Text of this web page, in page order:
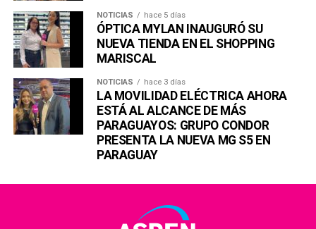
NOTICIAS hace 5 días
ÓPTICA MYLAN INAUGURÓ SU
NUEVA TIENDA EN EL SHOPPING
MARISCAL
NOTICIAS hace 3 días
LA MOVILIDAD ELÉCTRICA AHORA
ESTÁ AL ALCANCE DE MÁS
PARAGUAYOS: GRUPO CONDOR
PRESENTA LA NUEVA MG S5 EN
PARAGUAY